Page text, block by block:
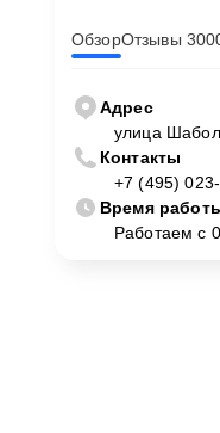
Москве,
23. Наша команда
в любой удобный
ОбзорОтзывы
Адрес
улица
Контакты
+7 (495)
Время
Работаем с